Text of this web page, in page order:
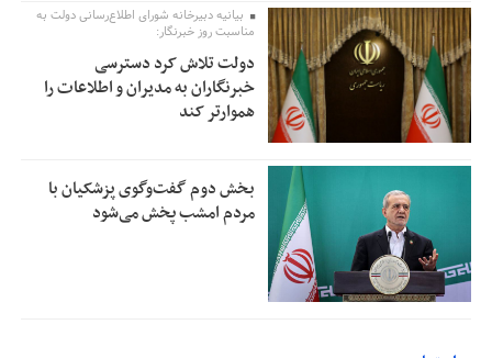
بیانیه دبیرخانه شورای اطلاع‌رسانی دولت به
مناسبت روز خبرنگار:
دولت تلاش کرد دسترسی
خبرنگاران به مدیران و اطلاعات را
هموارتر کند
بخش دوم گفت‌وگوی پزشکیان با
مردم امشب پخش می‌شود